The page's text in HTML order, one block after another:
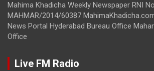
Mahima Khadicha Weekly Newspaper RNI
MAHMAR/2014/60387
News Portal Hyderabad Bureau Office
Office
Live FM Radio